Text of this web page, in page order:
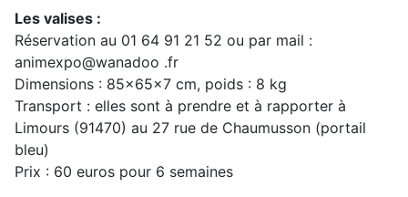
Les valises :
Réservation au 01 64 91 21 52 ou par mail :
animexpo@wanadoo .fr
Dimensions : 85x65x7 cm, poids : 8 kg
Transport : elles sont à prendre et à rapporter à
Limours (91470) au 27 rue de Chaumusson (portail
bleu)
Prix : 60 euros pour 6 semaines